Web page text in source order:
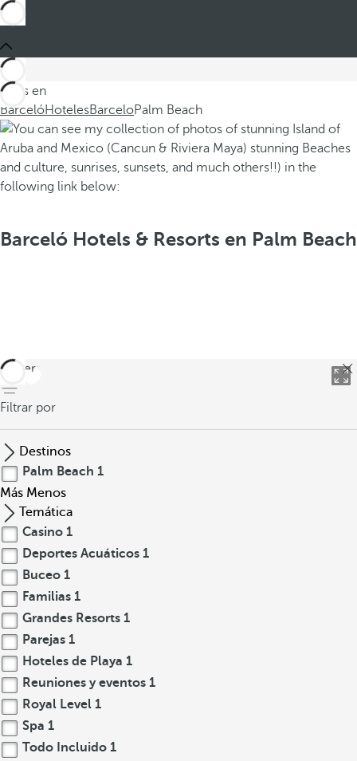
Estás en
BarcelóHotelesBarceloPalm Beach
Barceló Hotels & Resorts en Palm Beach
volver
Filtrar por
Destinos
Palm Beach 1
Más Menos
Temática
Casino 1
Deportes Acuáticos 1
Buceo 1
Familias 1
Grandes Resorts 1
Parejas 1
Hoteles de Playa 1
Reuniones y eventos 1
Royal Level 1
Spa 1
Todo Incluido 1